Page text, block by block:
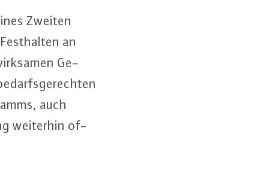
Zweiten
an
Ge­
auch
weiterhin of­